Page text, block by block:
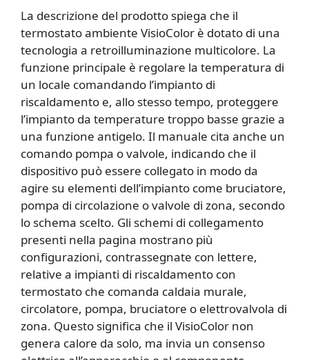
La descrizione del prodotto spiega che il
termostato ambiente VisioColor è dotato di una
tecnologia a retroilluminazione multicolore. La
funzione principale è regolare la temperatura di
un locale comandando l’impianto di
riscaldamento e, allo stesso tempo, proteggere
l’impianto da temperature troppo basse grazie a
una funzione antigelo. Il manuale cita anche un
comando pompa o valvole, indicando che il
dispositivo può essere collegato in modo da
agire su elementi dell’impianto come bruciatore,
pompa di circolazione o valvole di zona, secondo
lo schema scelto. Gli schemi di collegamento
presenti nella pagina mostrano più
configurazioni, contrassegnate con lettere,
relative a impianti di riscaldamento con
termostato che comanda caldaia murale,
circolatore, pompa, bruciatore o elettrovalvola di
zona. Questo significa che il VisioColor non
genera calore da solo, ma invia un consenso